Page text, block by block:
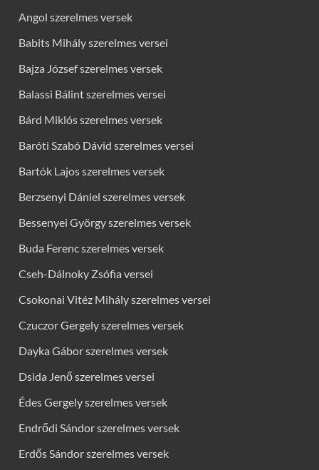
Angol szerelmes versek
Babits Mihály szerelmes versei
Bajza József szerelmes versek
Balassi Bálint szerelmes versei
Bárd Miklós szerelmes versek
Baróti Szabó Dávid szerelmes versei
Bartók Lajos szerelmes versek
Berzsenyi Dániel szerelmes versek
Bessenyei György szerelmes versek
Buda Ferenc szerelmes versek
Cseh-Dálnoky Zsófia versei
Csokonai Vitéz Mihály szerelmes versei
Czuczor Gergely szerelmes versek
Dayka Gábor szerelmes versek
Dsida Jenő szerelmes versei
Édes Gergely szerelmes versek
Endrődi Sándor szerelmes versek
Erdős Sándor szerelmes versek